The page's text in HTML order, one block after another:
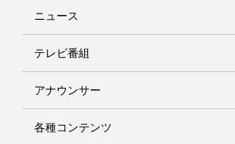
ニュース
テレビ番組
アナウンサー
各種コンテンツ